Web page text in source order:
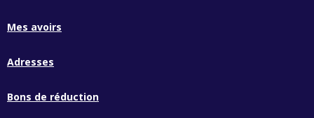
Mes avoirs
Adresses
Bons de réduction